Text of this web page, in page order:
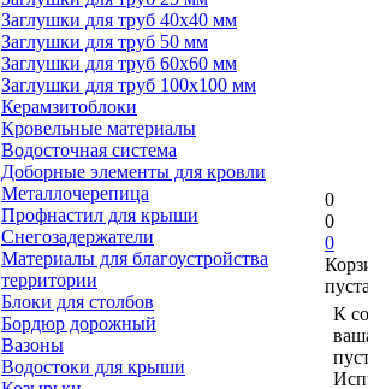
Заглушки для труб 40х40 мм
Заглушки для труб 50 мм
Заглушки для труб 60х60 мм
Заглушки для труб 100х100 мм
Керамзитоблоки
Кровельные материалы
Водосточная система
Доборные элементы для кровли
Металлочерепица
Профнастил для крыши
Снегозадержатели
Материалы для благоустройства
территории
Блоки для столбов
Бордюр дорожный
Вазоны
Водостоки для крыши
0
0
0
К